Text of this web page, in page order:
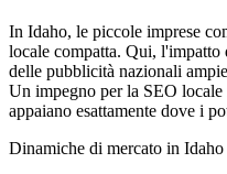
In Idaho, le piccole imprese
locale compatta. Qui,
delle pubblicità nazionali
Un impegno per la SEO locale
appaiano esattamente dove i
Dinamiche di mercato in